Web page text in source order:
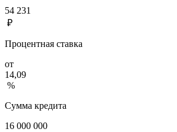
54 231
₽
Процентная ставка
от
14,09
%
Сумма кредита
16 000 000